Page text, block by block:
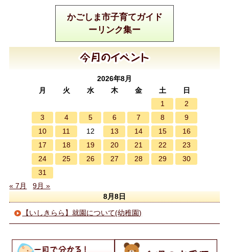
かごしま市子育てガイド
ーリンク集ー
2026年8月
月
火 水 木 金 土
日
1
2
3
4 5 6 7 8
9
10
11 12 13 14 15
16
17
18 19 20 21 22
23
24
25 26 27 28 29
30
31
« 7月
9月 »
8月8日
【いしきらら】就園について(幼稚園)